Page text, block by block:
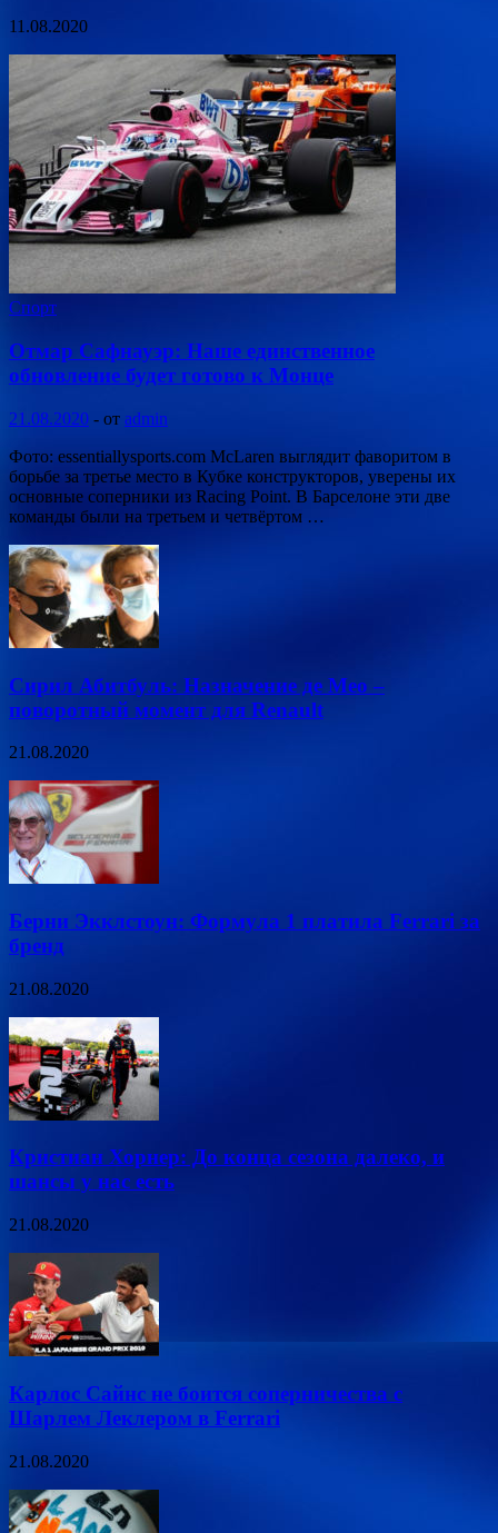
11.08.2020
Спорт
Отмар Сафнауэр: Наше единственное
обновление будет готово к Монце
21.08.2020 - от admin
Фото: essentiallysports.com McLaren выглядит фаворитом в
борьбе за третье место в Кубке конструкторов, уверены их
основные соперники из Racing Point. В Барселоне эти две
команды были на третьем и четвёртом …
Сирил Абитбуль: Назначение де Мео –
поворотный момент для Renault
21.08.2020
Берни Экклстоун: Формула 1 платила Ferrari за
бренд
21.08.2020
Кристиан Хорнер: До конца сезона далеко, и
шансы у нас есть
21.08.2020
Карлос Сайнс не боится соперничества с
Шарлем Леклером в Ferrari
21.08.2020